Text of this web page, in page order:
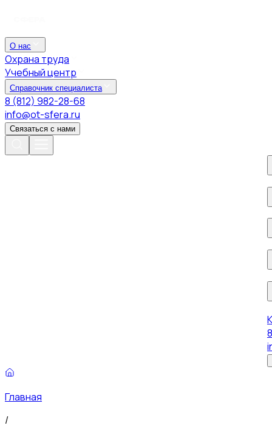
О нас
Охрана труда
Учебный центр
Справочник специалиста
8 (812) 982-28-68
info@ot-sfera.ru
Связаться с нами
Главная
/